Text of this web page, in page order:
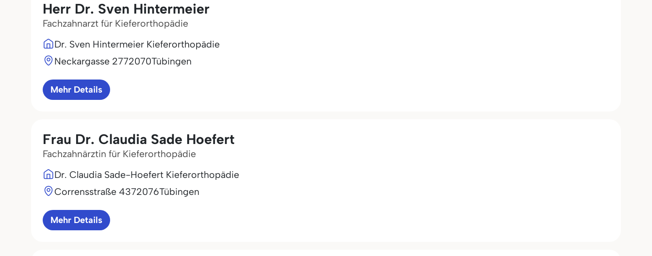
Herr Dr. Sven Hintermeier
Fachzahnarzt für Kieferorthopädie
Dr. Sven Hintermeier Kieferorthopädie
Neckargasse 2772070Tübingen
Mehr Details
Frau Dr. Claudia Sade Hoefert
Fachzahnärztin für Kieferorthopädie
Dr. Claudia Sade-Hoefert Kieferorthopädie
Corrensstraße 4372076Tübingen
Mehr Details